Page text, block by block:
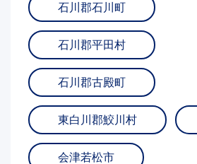
石川郡石川町
石川郡平田村
石川郡古殿町
東白川郡鮫川村
会津若松市